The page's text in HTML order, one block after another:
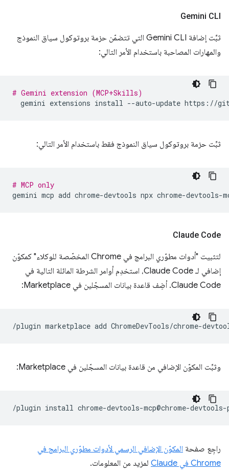
Gemini CLI
ثبِّت إضافة Gemini CLI التي تتضمّن حزمة بروتوكول سياق النموذج
والمهارات المصاحبة باستخدام الأمر التالي:
# Gemini extension (MCP+Skills)
gemini extensions install --auto-update
ثبِّت حزمة بروتوكول سياق النموذج فقط باستخدام الأمر التالي:
# MCP only
gemini mcp add chrome-devtools npx
Claude Code
لتثبيت "أدوات مطوّري البرامج في Chrome المخصّصة للوكلاء" كمكوّن
إضافي لـ Claude Code، استخدِم أوامر الشرطة المائلة التالية في
Claude Code. أضِف قاعدة بيانات المسجّلين في Marketplace:
/plugin marketplace add
وثبِّت المكوّن الإضافي من قاعدة بيانات المسجّلين في Marketplace:
/plugin install
راجِع صفحة المكوّن الإضافي الرسمي لأدوات مطوّري البرامج في
Chrome في Claude
لمزيد من المعلومات.